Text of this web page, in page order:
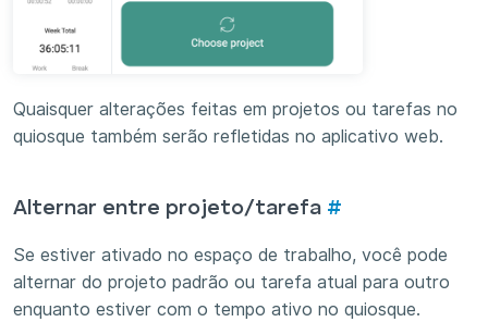
Quaisquer alterações feitas em projetos ou tarefas no
quiosque também serão refletidas no aplicativo web.
Alternar entre projeto/tarefa #
Se estiver ativado no espaço de trabalho, você pode
alternar do projeto padrão ou tarefa atual para outro
enquanto estiver com o tempo ativo no quiosque.